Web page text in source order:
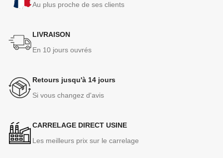
Au plus proche de ses clients
LIVRAISON
En 10 jours ouvrés
Retours jusqu'à 14 jours
Si vous changez d'avis
CARRELAGE DIRECT USINE
Les meilleurs prix sur le carrelage